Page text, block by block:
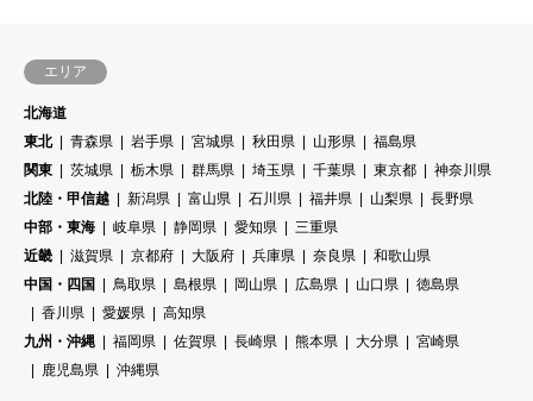
エリア
北海道
東北
青森県 岩手県 宮城県 秋田県 山形県
福島県
関東
茨城県 栃木県 群馬県 埼玉県 千葉県 東京都
神奈川県
北陸・甲信越
新潟県 富山県 石川県 福井県 山梨県
長野県
中部・東海
岐阜県 静岡県 愛知県
三重県
近畿
滋賀県 京都府 大阪府 兵庫県 奈良県
和歌山県
中国・四国
鳥取県 島根県 岡山県 広島県 山口県
徳島県
香川県
愛媛県
高知県
九州・沖縄
福岡県 佐賀県 長崎県 熊本県 大分県
宮崎県
鹿児島県
沖縄県